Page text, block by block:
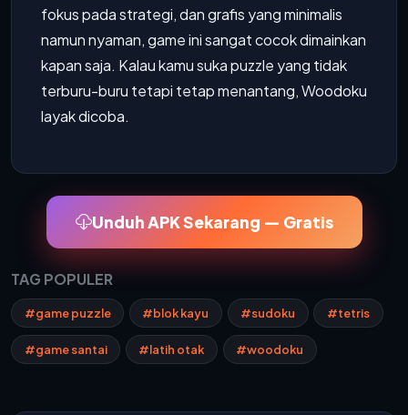
fokus pada strategi, dan grafis yang minimalis
namun nyaman, game ini sangat cocok dimainkan
kapan saja. Kalau kamu suka puzzle yang tidak
terburu-buru tetapi tetap menantang, Woodoku
layak dicoba.
Unduh APK Sekarang — Gratis
TAG POPULER
#game puzzle #blok kayu #sudoku #tetris
#game santai #latih otak #woodoku